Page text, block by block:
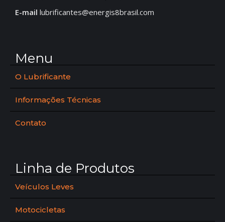
E-mail lubrificantes@energis8brasil.com
Menu
O Lubrificante
Informações Técnicas
Contato
Linha de Produtos
Veículos Leves
Motocicletas